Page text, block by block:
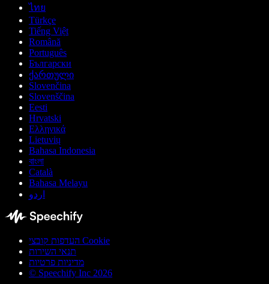
ไทย
Türkçe
Tiếng Việt
Română
Português
Български
ქართული
Slovenčina
Slovenščina
Eesti
Hrvatski
Ελληνικά
Lietuvių
Bahasa Indonesia
বাংলা
Català
Bahasa Melayu
اردو
העדפות קובצי Cookie
תנאי השירות
מדיניות פרטיות
© Speechify Inc 2026